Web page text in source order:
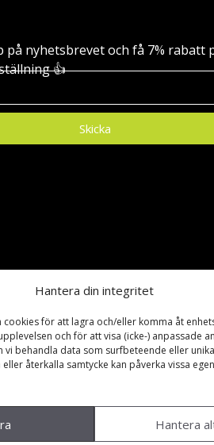
Hantera din integritet
för att lagra och/eller komma åt
och för att visa (icke-) anpassade
vi behandla data som surfbeteende eller
återkalla samtycke kan påverka vissa
Hantera
på nyhetsbrevet och få 7% rabatt
👍
Skicka